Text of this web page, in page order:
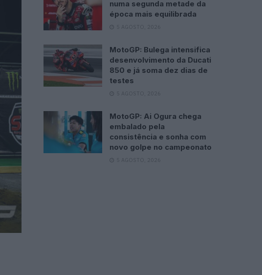
numa segunda metade da
época mais equilibrada
5 AGOSTO, 2026
MotoGP: Bulega intensifica
desenvolvimento da Ducati
850 e já soma dez dias de
testes
5 AGOSTO, 2026
MotoGP: Ai Ogura chega
embalado pela
consistência e sonha com
novo golpe no campeonato
5 AGOSTO, 2026